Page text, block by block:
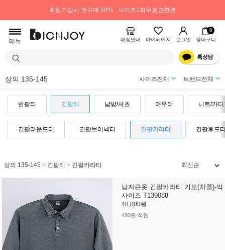
회원가입시 첫구매 20% 사이즈1회무료교환권
메뉴 매장안내 마이페이지 로그인
0
장바구니
상의 135-145 사이즈전체 브랜드전체
반팔티 긴팔티 남방/셔츠 아우터 니트/가
긴팔라운드티 긴팔브이넥티 긴팔카라티 긴팔후드
상의 135-145 > 긴팔티 > 긴팔카라티
남자큰옷 긴팔카라티 기모(차콜)-빅
사이즈 T139088
48,000원
480원 적립